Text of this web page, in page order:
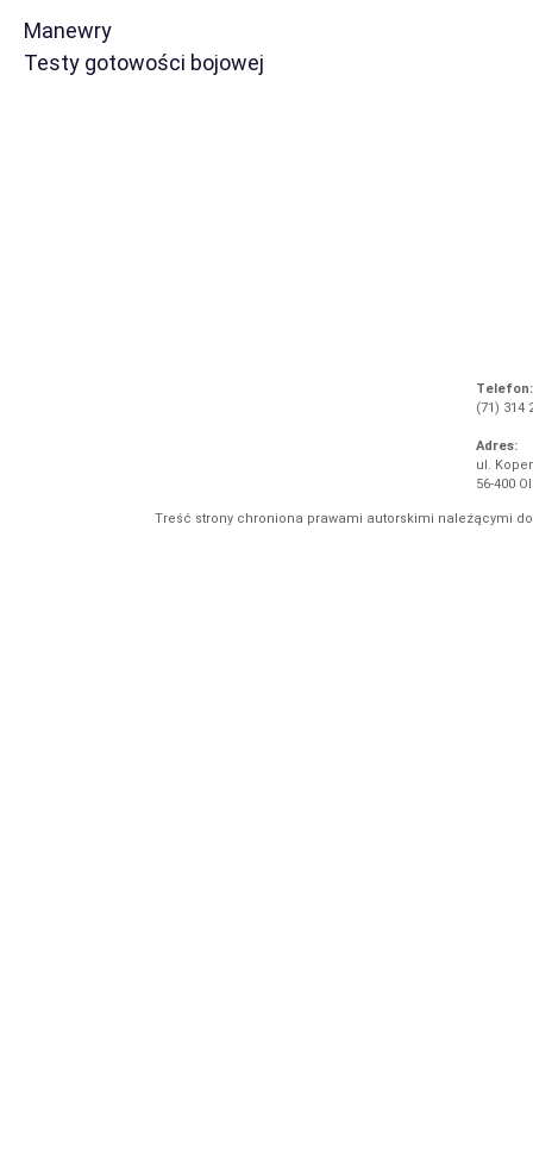
Manewry
Testy gotowości bojowej
Telefon:
(71) 314
Adres:
ul.
56-400
Treść strony chroniona prawami autorskimi należącymi